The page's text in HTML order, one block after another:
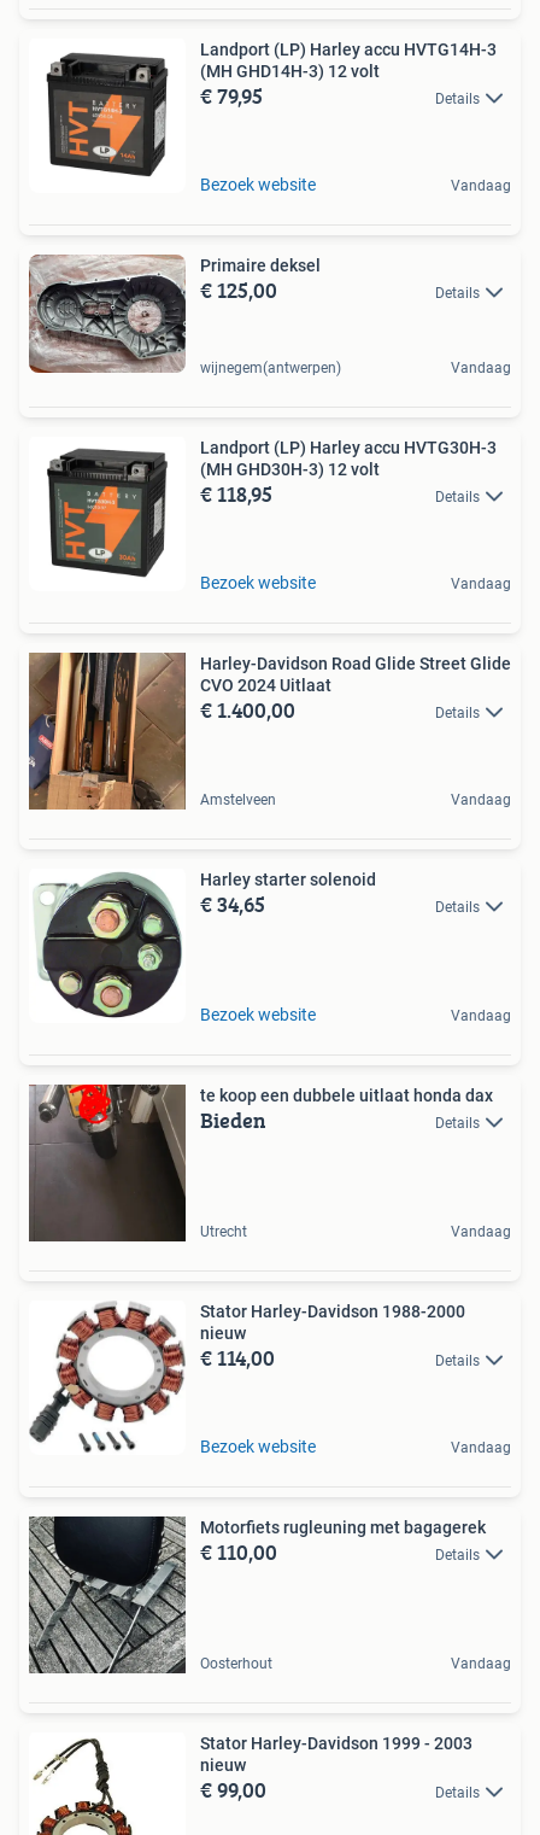
Landport (LP) Harley accu HVTG14H-3
(MH GHD14H-3) 12 volt
€ 79,95 Details
Bezoek website Vandaag
Primaire deksel
€ 125,00 Details
wijnegem(antwerpen) Vandaag
Landport (LP) Harley accu HVTG30H-3
(MH GHD30H-3) 12 volt
€ 118,95 Details
Bezoek website Vandaag
Harley-Davidson Road Glide Street Glide
CVO 2024 Uitlaat
€ 1.400,00 Details
Amstelveen Vandaag
Harley starter solenoid
€ 34,65 Details
Bezoek website Vandaag
te koop een dubbele uitlaat honda dax
Bieden Details
Utrecht Vandaag
Stator Harley-Davidson 1988-2000
nieuw
€ 114,00 Details
Bezoek website Vandaag
Motorfiets rugleuning met bagagerek
€ 110,00 Details
Oosterhout Vandaag
Stator Harley-Davidson 1999 - 2003
nieuw
€ 99,00 Details